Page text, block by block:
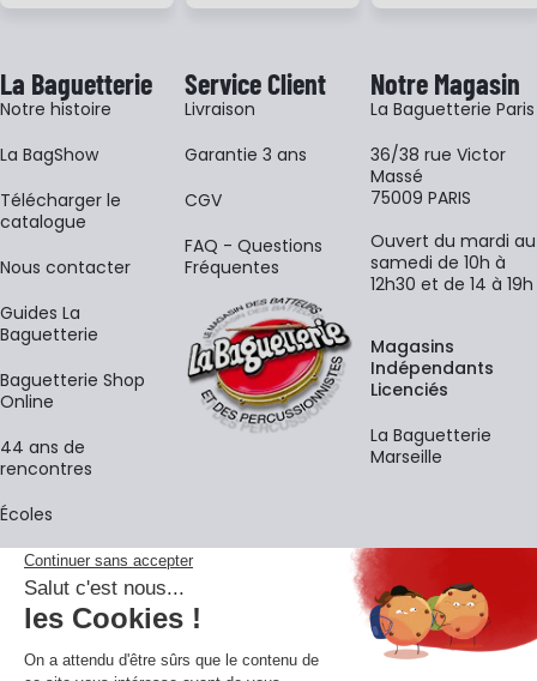
La Baguetterie
Notre histoire
La BagShow
​Télécharger le
catalogue
Nous contacter
Guides La
Baguetterie
Baguetterie Shop
Online
44 ans de
rencontres
Écoles
Service Client
Livraison
Garantie 3 ans
CGV
FAQ - Questions
Fréquentes
Notre Magasin
La Baguetterie Paris
36/38 rue Victor
Massé
75009 PARIS
Ouvert du mardi au
samedi de 10h à
12h30 et de 14 à 19h
Magasins
Indépendants
Licenciés
La Baguetterie
Marseille
La newsletter
Adresse e-mail
En vous inscrivant à notre newsletter, vous acceptez notrepolitique de
confidentialité.